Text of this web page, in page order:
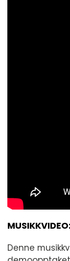
Denne